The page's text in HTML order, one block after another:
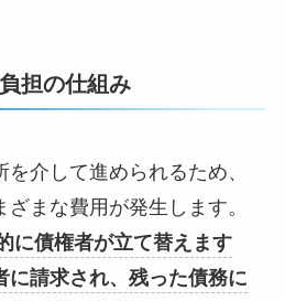
担の仕組み
介して進められるため、
まな費用が発生します。
に債権者が立て替えます
に請求され、残った債務に